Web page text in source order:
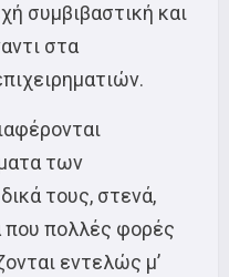
συμβιβαστική και
στα
των
τους, στενά,
που πολλές φορές
εντελώς μ’